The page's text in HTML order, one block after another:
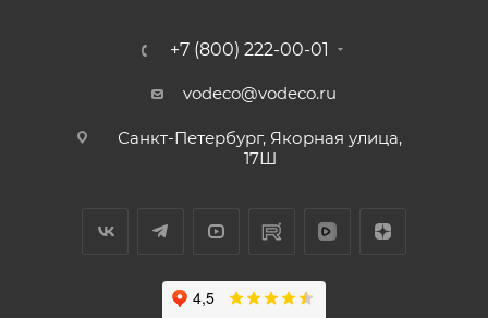
+7 (800) 222-00-01
vodeco@vodeco.ru
Санкт-Петербург, Якорная улица,
17Ш